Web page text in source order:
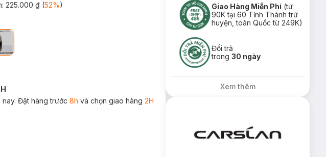
225.000 ₫(52%)
nay. Đặt hàng trước 8h và chọn giao hàng 2H
Giao Hàng Miễn Phí (từ
90K tại 60 Tỉnh Thành trừ
huyện, toàn Quốc từ 249K)
Đổi trả
trong30 ngày
Xem thêm